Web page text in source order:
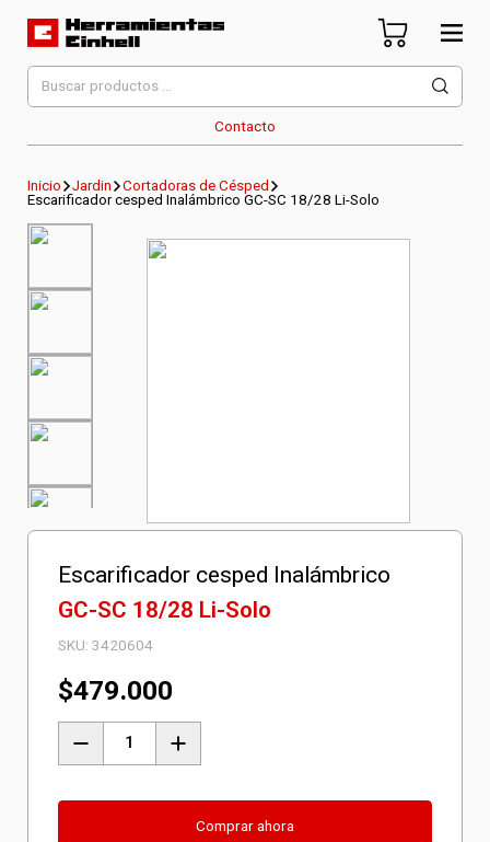
Herramientas Einhell
Distribuidor Oficial
Contacto
Buscar
por:
Inicio Jardin
Cortadoras de Césped
Escarificador cesped Inalámbrico GC-SC 18/28 Li-Solo
Escarificador cesped Inalámbrico
GC-SC 18/28 Li-Solo
SKU:3420604
$479.000
Escarificador
cesped
Comprar ahora